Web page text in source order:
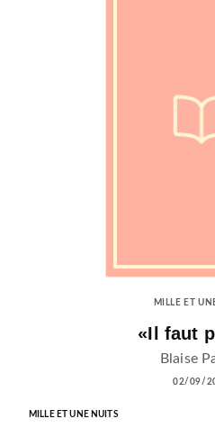
MILLE ET
«Il faut
Blaise
02/09/
MILLE ET UNE NUITS